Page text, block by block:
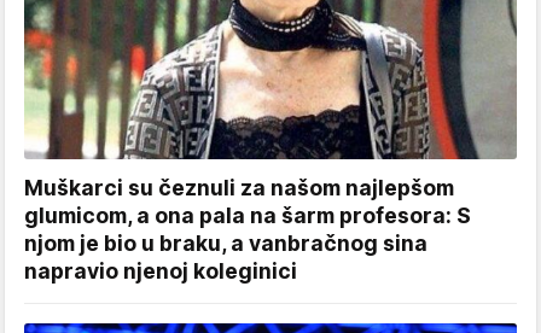
Muškarci su čeznuli za našom najlepšom
glumicom, a ona pala na šarm profesora: S
njom je bio u braku, a vanbračnog sina
napravio njenoj koleginici